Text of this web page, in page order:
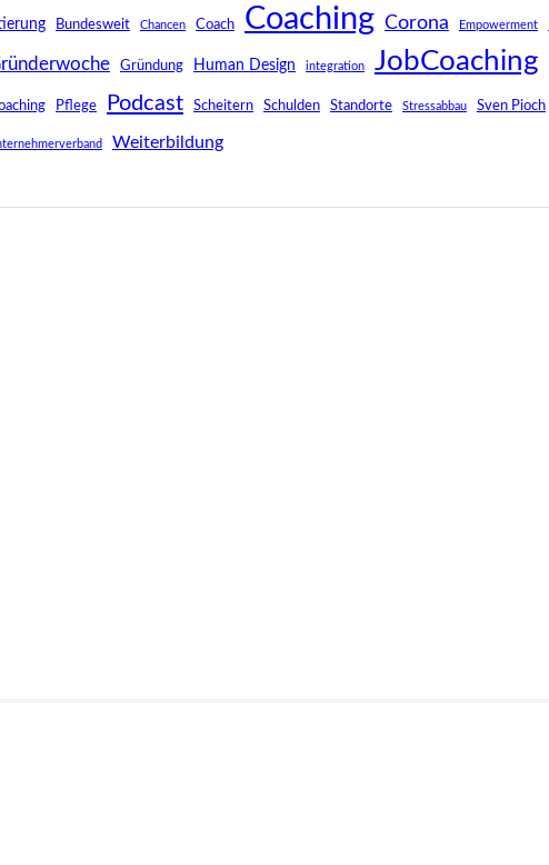
Bundesweit Chancen Coach Coaching Corona Empowerment
Gründung Human Design integration JobCoaching
Pflege Podcast Scheitern Schulden Standorte Stressabbau Sven Pioch
Weiterbildung